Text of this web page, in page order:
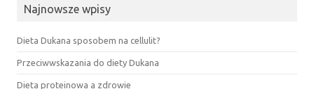
Najnowsze wpisy
Dieta Dukana sposobem na cellulit?
Przeciwwskazania do diety Dukana
Dieta proteinowa a zdrowie